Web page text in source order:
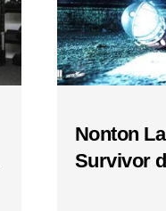
Nonton
Survivor